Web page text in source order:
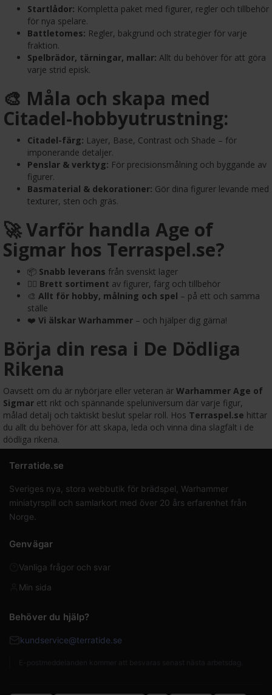
Startlådor: Kompletta paket med figurer, regler och tillbehör
för nya spelare.
Battletomes: Regler, bakgrund och strategier för varje
fraktion.
Spelbrädor, tärningar, mallar: Allt du behöver för att göra
varje strid episk.
🎨 Måla och skapa med
Citadel-hobbyutrustning:
Citadel-färg: Layer, Base, Contrast och Shade – för
imponerande detaljer.
Penslar & verktyg: För precisionsmålning och byggande av
figurer.
Basmaterial & dekorationer: Gör dina figurer levande med
texturer, sten och gräs.
🚀 Varför handla Age of
Sigmar hos Terraspel.se?
📦 Snabb leverans från svenskt lager
🧙‍♂️ Brett sortiment av figurer, färg och tillbehör
🎨 Allt för hobby, målning och spel – på ett och samma
ställe
❤️ Vi älskar Warhammer – och hjälper dig gärna!
Börja din resa i De Dödliga
Rikena
Oavsett om du är nybörjare eller veteran är Warhammer Age of
Sigmar ett rikt och spännande speluniversum där varje figur,
målad detalj och taktiskt beslut spelar roll. Hos Terraspel.se hittar
du allt du behöver för att skapa, leda och vinna dina slagfält i de
dödliga rikena.
Terratide.se
Sveriges nya, stora webbutik för brädspel, Warhammer
miniatyrspill och samlarkort med över 20 års erfarenhet från
Norge.
Genvägar
Vanliga frågor och svar
Min sida
Behöver du hjälp?
kundservice@terratide.se